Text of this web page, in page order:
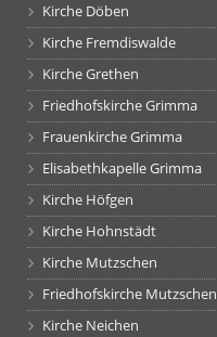
Kirche Döben
Kirche Fremdiswalde
Kirche Grethen
Friedhofskirche Grimma
Frauenkirche Grimma
Elisabethkapelle Grimma
Kirche Höfgen
Kirche Hohnstädt
Kirche Mutzschen
Friedhofskirche Mutzschen
Kirche Neichen